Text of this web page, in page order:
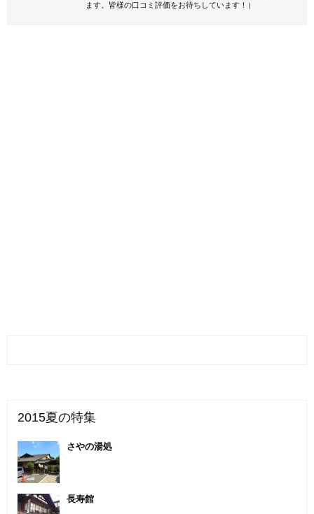
ます。皆様の口コミ評価をお待ちしています！）
2015夏の特集
さやの湯処
長寿館